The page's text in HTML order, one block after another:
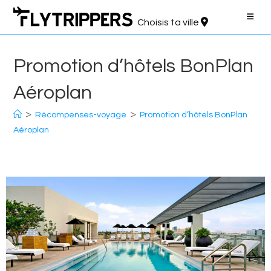
Aller
contenu
Choisis ta ville
Promotion d’hôtels BonPlan
Aéroplan
> Récompenses-voyage > Promotion d’hôtels BonPlan
Aéroplan